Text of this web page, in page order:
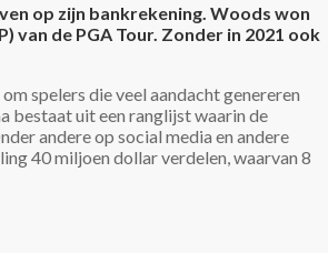
op zijn bankrekening. Woods won
van de PGA Tour. Zonder in 2021 ook
spelers die veel aandacht genereren
bestaat uit een ranglijst waarin de
andere op social media en andere
40 miljoen dollar verdelen, waarvan 8